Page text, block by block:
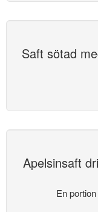
Saft sötad
Apelsinsaft
En